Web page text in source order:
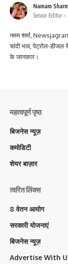
Namam
Senior Editor –
नमम शर्मा, Newsjagran
चांदी भाव, पेट्रोल-
के जानकार।
महत्वपूर्ण पृष्ठ
बिजनेस न्यूज़
कमोडिटी
शेयर बाज़ार
त्वरित लिंक्स
8 वेतन आयोग
सरकारी योजनाएं
बिजनेस न्यूज़
Advertise With